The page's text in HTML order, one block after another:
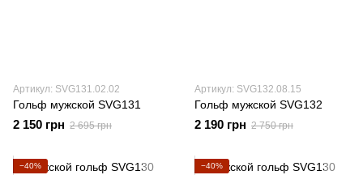
Артикул: SVG131.02.02
Гольф мужской SVG131
2 150 грн 2 695 грн
Артикул: SVG132.08.15
Гольф мужской SVG132
2 190 грн 2 750 грн
−40% −40%